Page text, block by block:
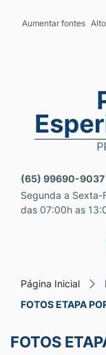
Seção
Ir para a
Aumentar fontes
Seção
(65) 99690-9037
Segunda a Sexta-
das 07:00h as
Página Inicial
FOTOS ETAPA
FOTOS